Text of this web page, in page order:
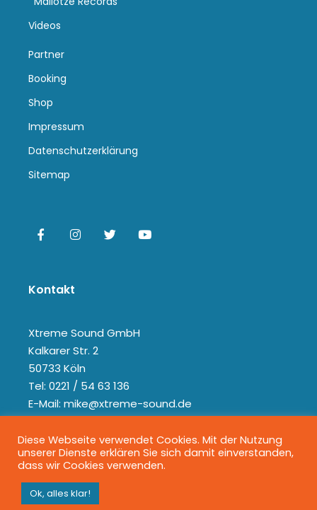
Videos
Partner
Booking
Shop
Impressum
Datenschutzerklärung
Sitemap
Kontakt
Xtreme Sound GmbH
Kalkarer Str. 2
50733 Köln
Tel: 0221 / 54 63 136
E-Mail: mike@xtreme-sound.de
Diese Webseite verwendet Cookies. Mit der Nutzung
unserer Dienste erklären Sie sich damit einverstanden,
dass wir Cookies verwenden.
Ok, alles klar!